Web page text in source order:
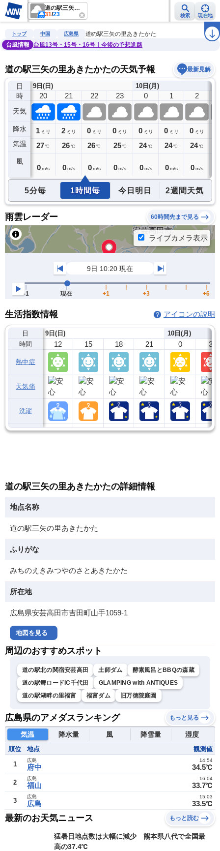
道の駅三矢の里あきたかた
31/23 検索 現在地
雨雲レーダー 台風情報 地震情報 警報・注意報 ラ
トップ 中国 広島県
道の駅三矢の里あきたかた
台風情報
台風13号・15号・16号｜今後の予想進路
道の駅三矢の里あきたかたの天気予報 最新見解
日
時
天気
降水
気温
風
9日(日)
19
0ミリ
28℃
20
1 ミリ
27℃
0 m/s
21
2 ミリ
26℃
0 m/s
22
0 ミリ
26℃
0 m/s
23
0 ミリ
25 ℃
0m/s
10日(月)
0
0 ミリ
24℃
0 m/s
1
0 ミリ
24℃
0 m/s
2
0 ミリ
24℃
0 m/s
5分毎 1時間毎 今日明日 2週間天気
雨雲レーダー 60時間先まで見る
生活指数情報 アイコンの説明
日
時間
熱中症
天気痛
洗濯
9日(日)
12 15 18 21
10日(月)
0 3
道の駅三矢の里あきたかたの詳細情報
地点名称
道の駅三矢の里あきたかた
ふりがな
みちのえきみつやのさとあきたかた
所在地
広島県安芸高田市吉田町山手1059-1
地図を見る
周辺のおすすめスポット
道の駅北の関宿安芸高田 土師ダム
酵素風呂とBBQの森蔵
道の駅舞ロードIC千代田
GLAMPING with ANTIQUES
道の駅湖畔の里福富
福富ダム 旧万徳院庭園
広島県のアメダスランキング もっと見る
気温 降水量 風 降雪量 湿度
順位 地点 観測値
1 府中
広島
34.5℃
14:54
2 福山
広島
33.7℃
16:04
3 広島
広島
33.5℃
15:03
最新のお天気ニュース もっと読む
猛暑日地点数は大幅に減少 熊本県八代で全国最
高の37.4℃